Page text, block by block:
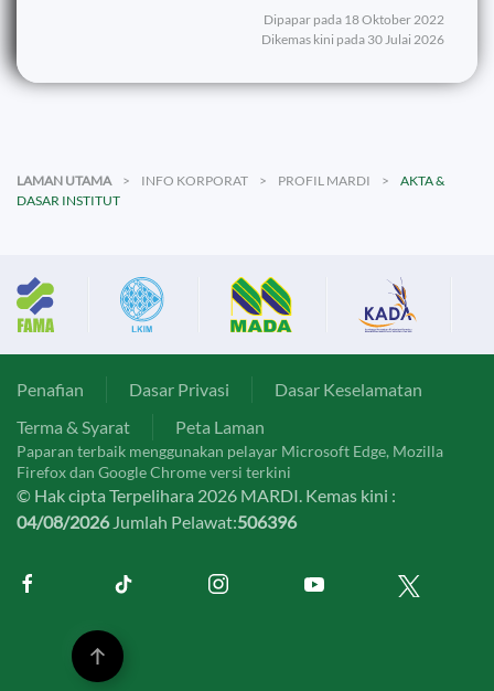
Dipapar pada 18 Oktober 2022
Dikemas kini pada 30 Julai 2026
LAMAN UTAMA INFO KORPORAT PROFIL MARDI
AKTA &
DASAR INSTITUT
Penafian Dasar Privasi
Dasar Keselamatan
Terma & Syarat
Peta Laman
Paparan terbaik menggunakan pelayar Microsoft Edge, Mozilla
Firefox dan Google Chrome versi terkini
© Hak cipta Terpelihara 2026 MARDI. Kemas kini :
04/08/2026Jumlah Pelawat:506396